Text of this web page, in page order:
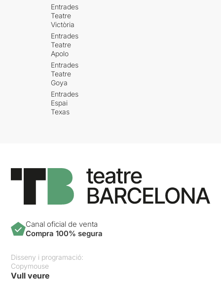
Entrades
Teatre
Victòria
Entrades
Teatre
Apolo
Entrades
Teatre
Goya
Entrades
Espai
Texas
Canal oficial de venta
Compra 100% segura
Disseny i programació:
Copymouse
Vull veure